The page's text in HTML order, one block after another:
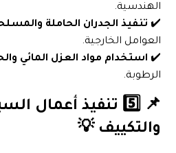
الهندسية.
✔️ تنفيذ الجدران الحاملة
العوامل الخارجية.
✔️ استخدام مواد العزل المائي
الرطوبة.
📌 5️⃣ تنفيذ أعمال
والتكييف 💡